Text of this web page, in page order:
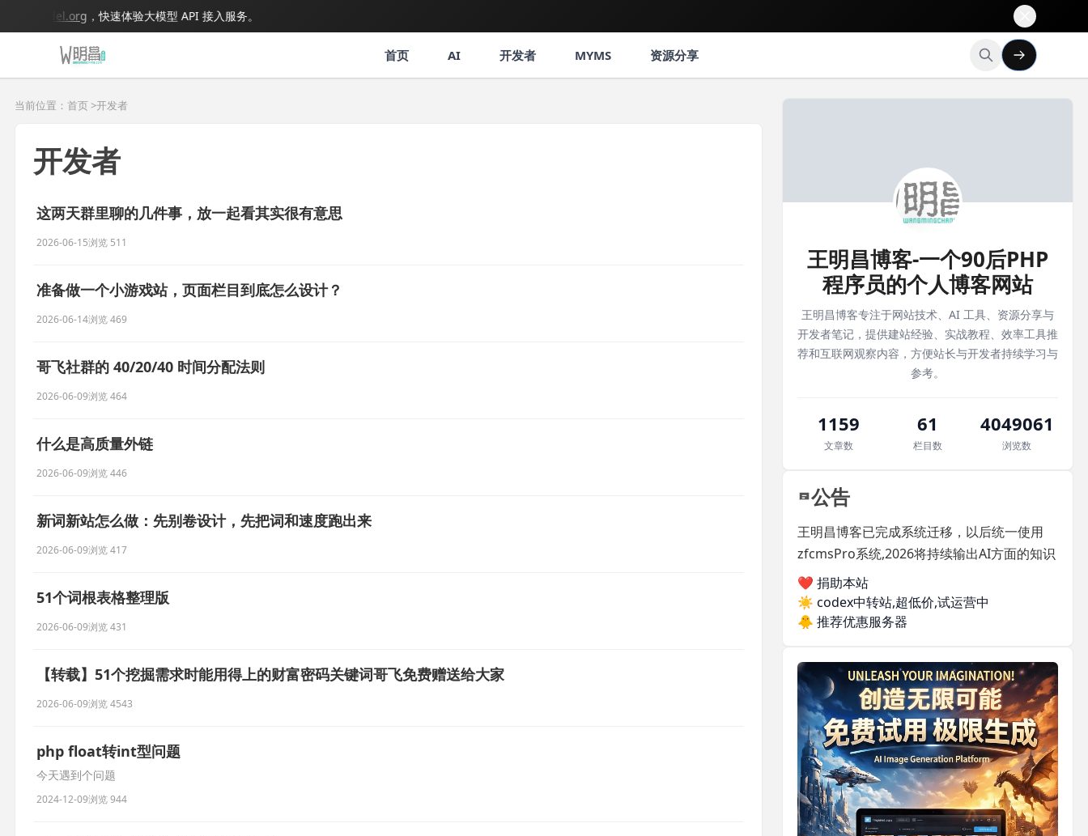
，快速体验大模型 API 接入服务。
首页 AI 开发者 MYMS 资源分享
当前位置：首页 >开发者
开发者
这两天群里聊的几件事，放一起看其实很有意思
2026-06-15浏览 511
准备做一个小游戏站，页面栏目到底怎么设计？
2026-06-14浏览 469
哥飞社群的 40/20/40 时间分配法则
2026-06-09浏览 464
什么是高质量外链
2026-06-09浏览 446
新词新站怎么做：先别卷设计，先把词和速度跑出来
2026-06-09浏览 417
51个词根表格整理版
2026-06-09浏览 431
【转载】51个挖掘需求时能用得上的财富密码关键词哥飞免费赠送给大家
2026-06-09浏览 4543
php float转int型问题
今天遇到个问题
2024-12-09浏览 944
王明昌博客-一个90后PHP
程序员的个人博客网站
王明昌博客专注于网站技术、AI 工具、资源分享与
开发者笔记，提供建站经验、实战教程、效率工具推
荐和互联网观察内容，方便站长与开发者持续学习与
参考。
1159
文章数
61
栏目数
4049061
浏览数
公告
王明昌博客已完成系统迁移，以后统一使用
zfcmsPro系统,2026将持续输出AI方面的知识
❤️ 捐助本站
☀️ codex中转站,超低价,试运营中
🐥 推荐优惠服务器